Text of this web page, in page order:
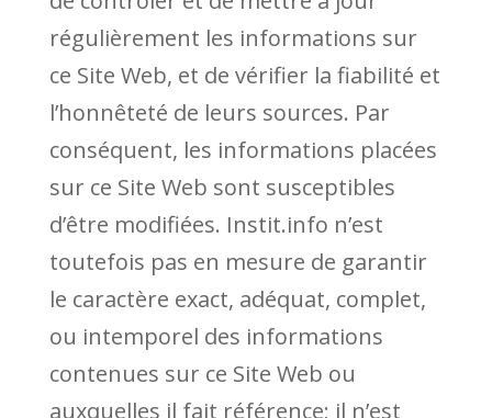
régulièrement les informations sur
ce Site Web, et de vérifier la fiabilité et
l’honnêteté de leurs sources. Par
conséquent, les informations placées
sur ce Site Web sont susceptibles
d’être modifiées. Instit.info n’est
toutefois pas en mesure de garantir
le caractère exact, adéquat, complet,
ou intemporel des informations
contenues sur ce Site Web ou
auxquelles il fait référence; il n’est